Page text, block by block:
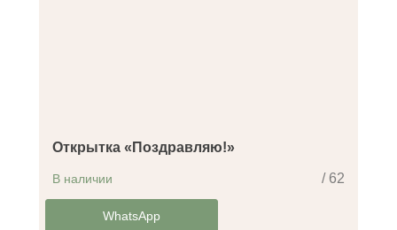
Открытка «Поздравляю!»
/ 62
В наличии
-14%WhatsApp